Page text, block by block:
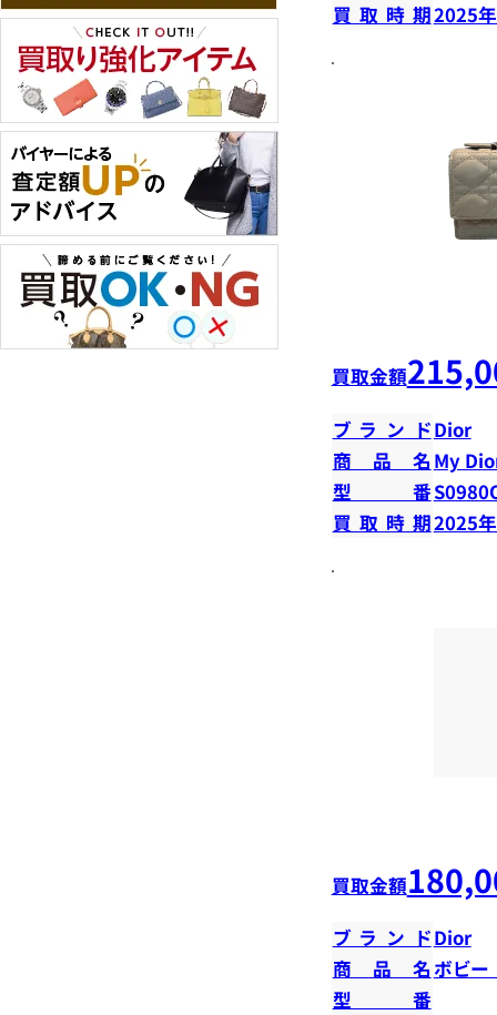
買取時期2025
買取金額
ブランドDior
商品名 My
型番
買取時期2025
買取金額
ブランドDior
商品名ボビー
型番